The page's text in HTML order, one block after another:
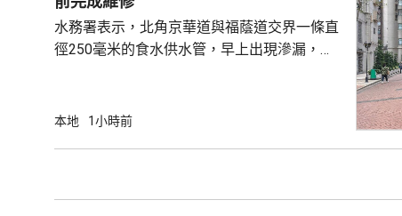
發展的科技如人工智能診斷、基因編輯、微...
水務署表示，北角京華道與福蔭道交界一條直
徑250毫米的食水供水管，早上出現滲漏，影
程團隊正全力維修，爭取今晚深夜12時前完
及相關管理處保持聯繫，為受影響居民提供適
本地 1小時前